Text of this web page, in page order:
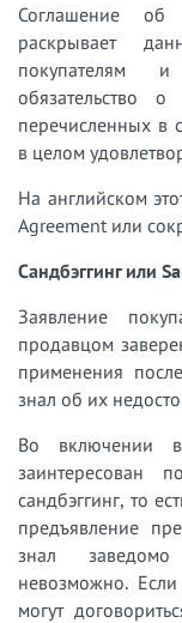
Соглашение
раскрывает
покупателям
обязательство
перечисленных в
в целом
На английском
Agreement или
Сандбэггинг или
Заявление
продавцом
применения
знал об их
Во включении в
заинтересован
сандбэггинг, то
предъявление
знал
невозможно.
могут